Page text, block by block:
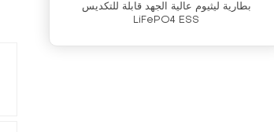
بطارية ليثيوم عالية الجهد قابلة للتكديس
LiFePO4 ESS